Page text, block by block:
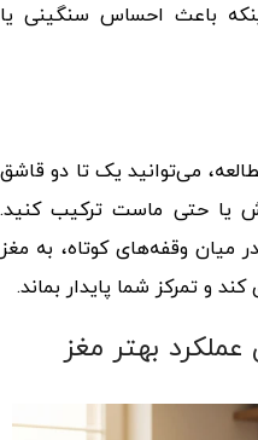
باعث احساس سنگینی یا
می‌توانید یک تا دو قاشق
یا حتی ماست ترکیب کنید.
وقفه‌های کوتاه، به مغز
و تمرکز شما پایدار بماند.
بهتر مغز